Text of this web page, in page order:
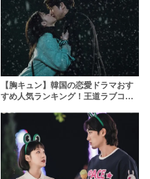
【胸キュン】韓国の恋愛ドラマおす
すめ人気ランキング！王道ラブコメ